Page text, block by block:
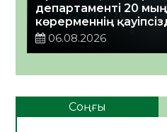
департаменті 20
көрерменнің
етті06.08.2026
Соңғы